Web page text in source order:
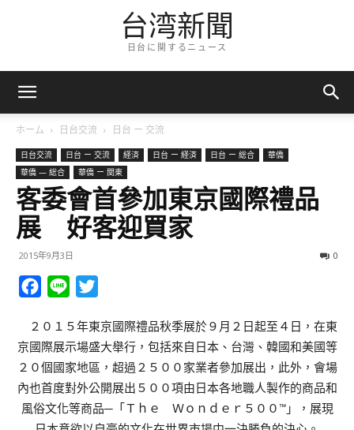
台湾新聞
日台に関するニュース
ホーム 日台交流 日台 ー 交流
日台交流 日台 ー 交流 経済 日台 ー 経済 日台 ー 総合
華僑
華僑 — 総合
華僑 ー 関東
客委會首參加東京國際禮品
展 好客迎買家
2015年9月3日 0
Facebook
Line
２０１５年東京國際禮品秋季展於９月２日起至４日，在東
京國際展示場盛大舉行，包括來自日本、台灣、韓國和美國等
２０個國家地區，超過２５００家業者參加展出，此外，會場
內也首度對外公開展出５００項由日本各地職人製作的商品和
風俗文化等商品─「Ｔｈｅ Ｗｏｎｄｅｒ５００™」，展現